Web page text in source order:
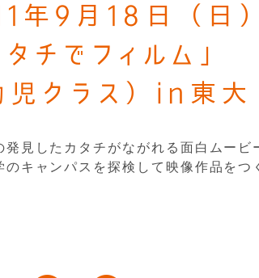
年9月18日（日
タチでフィルム」
児クラス）in東大
発見したカタチがながれる面白ムービ
のキャンパスを探検して映像作品をつ